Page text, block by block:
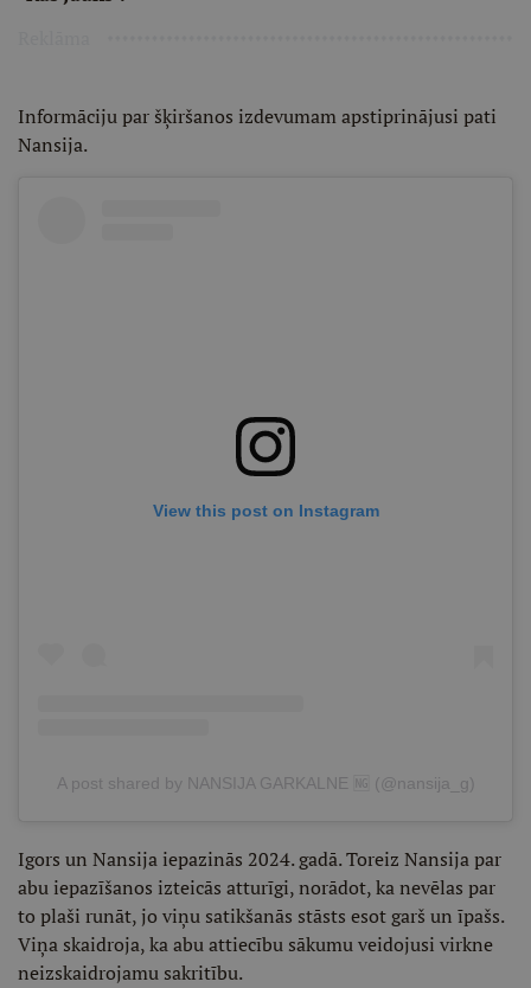
Informāciju par šķiršanos izdevumam apstiprinājusi pati
Nansija.
View this post on Instagram
A post shared by NANSIJA GARKALNE 🆖 (@nansija_g)
Igors un Nansija iepazinās 2024. gadā. Toreiz Nansija par
abu iepazīšanos izteicās atturīgi, norādot, ka nevēlas par
to plaši runāt, jo viņu satikšanās stāsts esot garš un īpašs.
Viņa skaidroja, ka abu attiecību sākumu veidojusi virkne
neizskaidrojamu sakritību.